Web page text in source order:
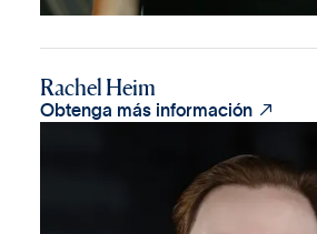
Rachel Heim
Obtenga más información 